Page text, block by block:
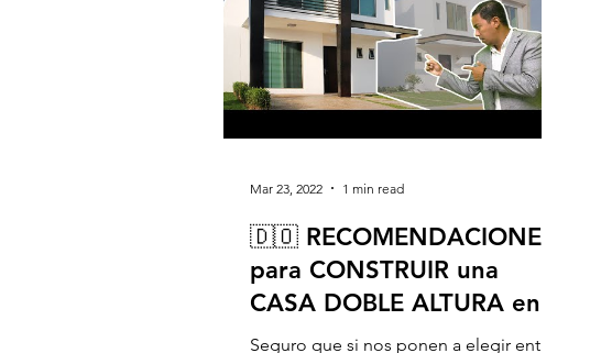
OBRAS DE CONSTRUCCION
🇩🇴 RECOMENDACIONES
para CONSTRUIR una
CASA DOBLE ALTURA en
Boca Canasta Bani -
Seguro que si nos ponen a elegir entre
Mar 23, 2022 1 min read